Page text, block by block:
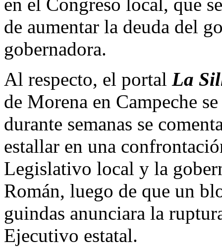
en el Congreso local, que
de aumentar la deuda del
gobernadora.
Al respecto, el portal La
de Morena en Campeche
durante semanas se
estallar en una
Legislativo local y la
Román, luego de que un
guindas anunciara la
Ejecutivo estatal.